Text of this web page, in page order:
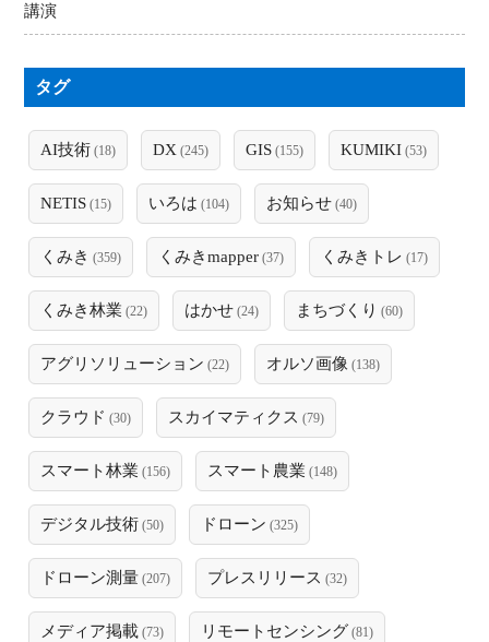
講演
タグ
AI技術 (18) DX (245) GIS (155) KUMIKI (53)
NETIS (15) いろは (104) お知らせ (40)
くみき (359) くみきmapper (37) くみきトレ (17)
くみき林業 (22) はかせ (24) まちづくり (60)
アグリソリューション (22) オルソ画像 (138)
クラウド (30) スカイマティクス (79)
スマート林業 (156) スマート農業 (148)
デジタル技術 (50) ドローン (325)
ドローン測量 (207) プレスリリース (32)
メディア掲載 (73) リモートセンシング (81)